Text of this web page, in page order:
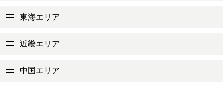
東海エリア
近畿エリア
中国エリア